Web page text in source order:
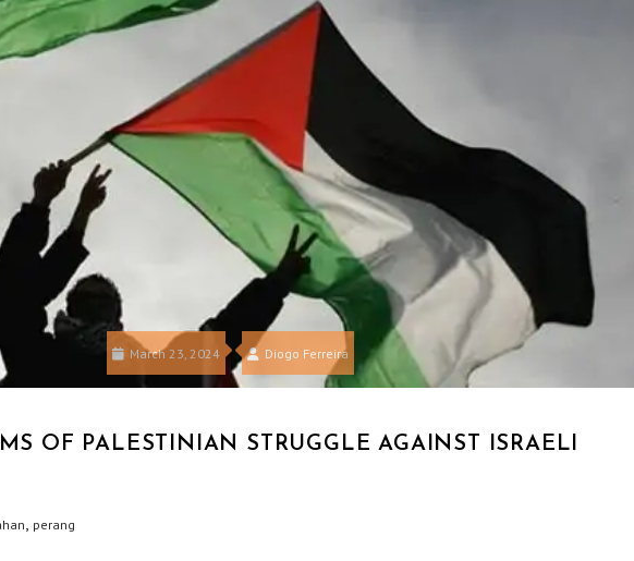
March 23, 2024 Diogo Ferreira
OF PALESTINIAN STRUGGLE AGAINST ISRAELI
perang